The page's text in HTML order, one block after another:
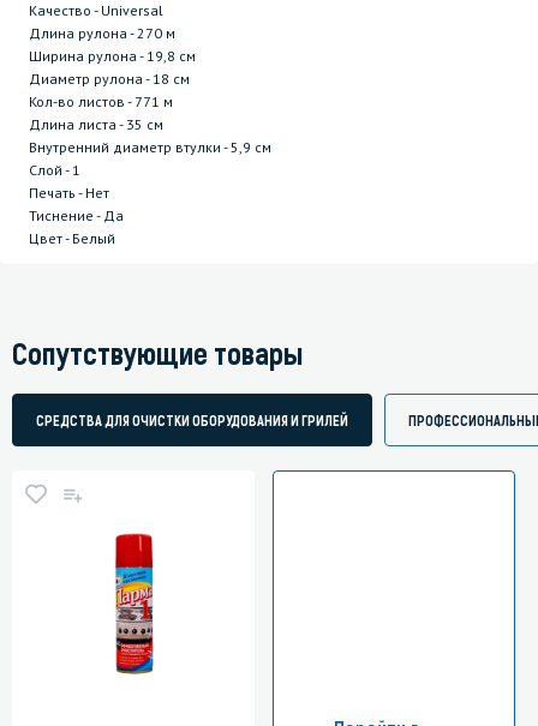
Качество - Universal
Длина рулона - 270 м
Ширина рулона - 19,8 см
Диаметр рулона - 18 см
Кол-во листов - 771 м
Длина листа - 35 см
Внутренний диаметр втулки - 5,9 см
Слой - 1
Печать - Нет
Тиснение - Да
Цвет - Белый
Сопутствующие товары
СРЕДСТВА ДЛЯ ОЧИСТКИ ОБОРУДОВАНИЯ И ГРИЛЕЙ